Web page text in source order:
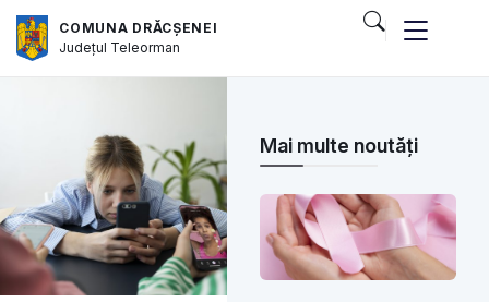
COMUNA DRĂCȘENEI
Județul Teleorman
Mai multe noutăți